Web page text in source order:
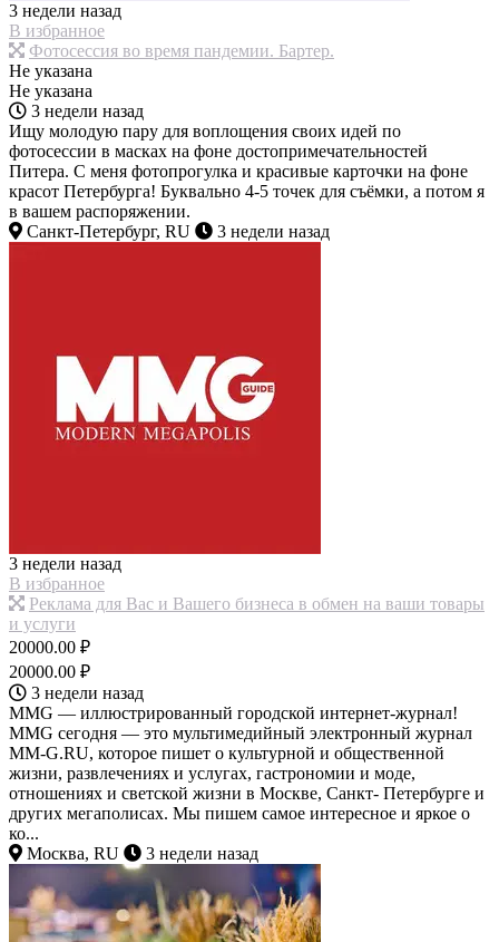
3 недели назад
В избранное
Фотосессия во время пандемии. Бартер.
Не указана
Не указана
3 недели назад
Ищу молодую пару для воплощения своих идей по
фотосессии в масках на фоне достопримечательностей
Питера. С меня фотопрогулка и красивые карточки на фоне
красот Петербурга! Буквально 4-5 точек для съёмки, а потом я
в вашем распоряжении.
Санкт-Петербург, RU
3 недели назад
3 недели назад
В избранное
Реклама для Вас и Вашего бизнеса в обмен на ваши товары
и услуги
20000.00 ₽
20000.00 ₽
3 недели назад
MMG — иллюстрированный городской интернет-журнал!
MMG сегодня — это мультимедийный электронный журнал
MM-G.RU, которое пишет о культурной и общественной
жизни, развлечениях и услугах, гастрономии и моде,
отношениях и светской жизни в Москве, Санкт- Петербурге и
других мегаполисах. Мы пишем самое интересное и яркое о
ко...
Москва, RU
3 недели назад